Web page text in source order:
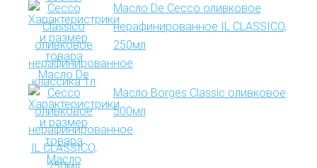
Масло De Cecco оливковое
нерафинированное IL CLASSICO,
250мл
Масло Borges Classic оливковое
500мл